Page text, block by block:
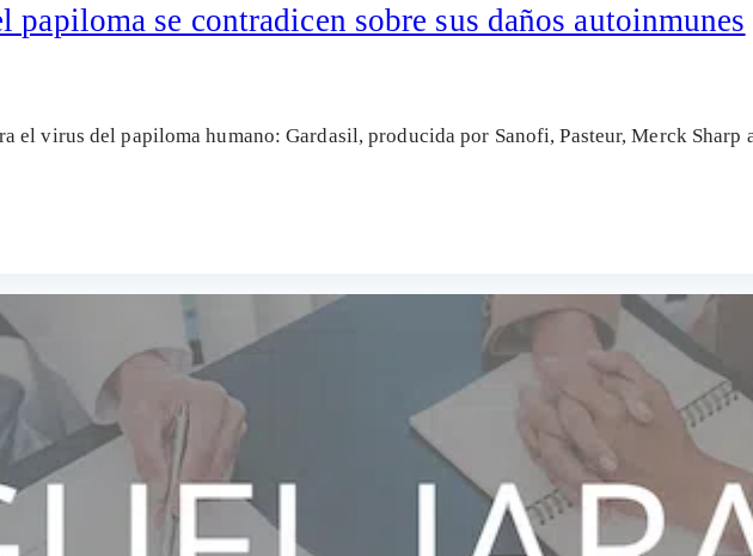
papiloma se contradicen sobre sus daños autoinmunes
el virus del papiloma humano: Gardasil, producida por Sanofi, Pasteur, Merck